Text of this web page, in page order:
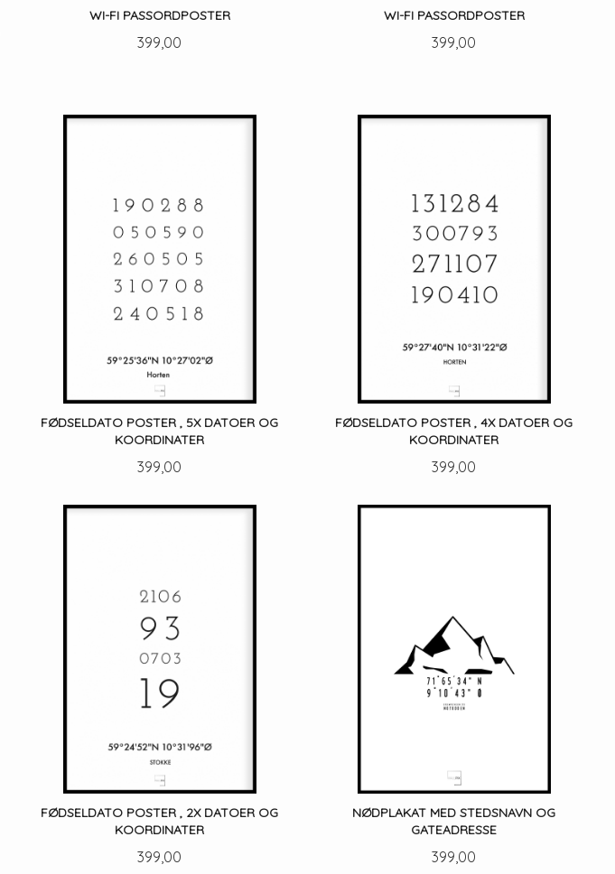
WI-FI PASSORDPOSTER
Pris
399,00
LES MER
WI-FI PASSORDPOSTER
Pris
399,00
LES MER
FØDSELDATO POSTER , 5X DATOER OG
KOORDINATER
Pris
399,00
LES MER
FØDSELDATO POSTER , 4X DATOER OG
KOORDINATER
Pris
399,00
LES MER
FØDSELDATO POSTER , 2X DATOER OG
KOORDINATER
Pris
399,00
NØDPLAKAT MED STEDSNAVN OG
GATEADRESSE
Pris
399,00